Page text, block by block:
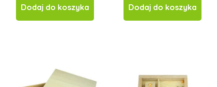
Dodaj do koszyka Dodaj do koszyka